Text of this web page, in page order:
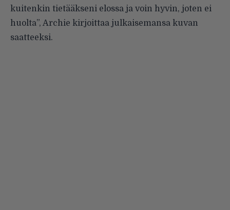
kuitenkin tietääkseni elossa ja voin hyvin, joten ei
huolta”, Archie kirjoittaa julkaisemansa kuvan
saatteeksi.